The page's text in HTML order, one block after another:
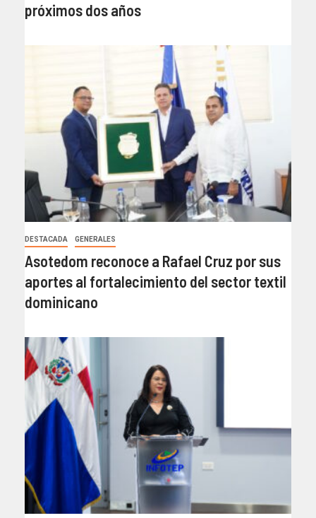
próximos dos años
DESTACADA GENERALES
Asotedom reconoce a Rafael Cruz por sus
aportes al fortalecimiento del sector textil
dominicano